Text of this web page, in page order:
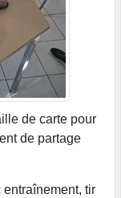
de carte pour
de partage
tir